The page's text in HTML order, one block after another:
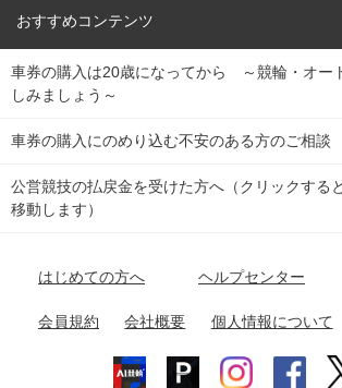
競輪くじ
Dokanto!
チャリロトプラザ
レース結果
キャリーオーバー一覧
北日本 函館競輪場
関
東
弥彦競輪場 前橋競輪場 取手競輪場
関
東
小田原競輪場
名古屋競輪場 岐阜競輪場 大垣競輪場
富山競輪場 松阪競輪場 四日市競輪場
福井競輪場 奈良競輪場 向日町競輪
おすすめコンテンツ
競輪選手情報
Perfecta Navi
netkeirin
車券の購入は20歳になってから ～競輪・オー
しみましょう～
車券の購入にのめり込む不安のある方のご相談
公営競技の払戻金を受けた方へ（クリックする
移動します）
はじめての方へ ヘルプセンター
会員規約 会社概要 個人情報について